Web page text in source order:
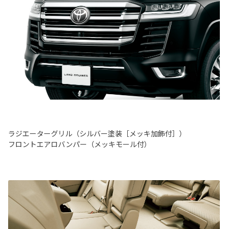
ラジエーターグリル（シルバー塗装［メッキ加飾付］）
フロントエアロバンパー（メッキモール付）